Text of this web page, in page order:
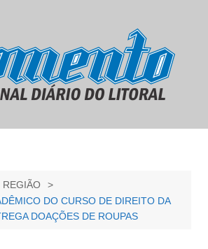
REGIÃO
DO CURSO DE DIREITO DA
DOAÇÕES DE ROUPAS